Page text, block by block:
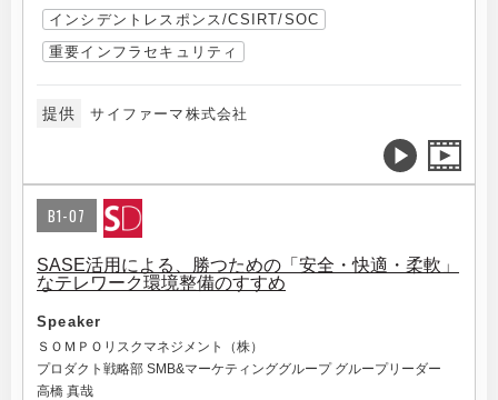
インシデントレスポンス/CSIRT/SOC
重要インフラセキュリティ
提供 サイファーマ株式会社
B1-07
SASE活用による、勝つための「安全・快適・柔軟」
なテレワーク環境整備のすすめ
Speaker
ＳＯＭＰＯリスクマネジメント（株）
プロダクト戦略部 SMB&マーケティンググループ グループリーダー
高橋 真哉